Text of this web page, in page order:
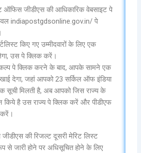
ऑफिस जीडीएस की आधिकारिक वेबसाइट पे
indiapostgdsonline.gov.in/ पे
किए गए उम्मीदवारों के लिए एक
उस पे क्लिक करें।
पे क्लिक करने के बाद, आपके सामने एक
देगा, जहां आपको 23 सर्किल ऑफ इंडिया
सूची मिलती है, अब आपको जिस राज्य के
किये है उस राज्य पे क्लिक करें और पीडीएफ
की रिजल्ट दूसरी मेरिट लिस्ट
से जारी होने पर अधिसूचित होने के लिए